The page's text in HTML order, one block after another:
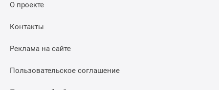
О проекте
Контакты
Реклама на сайте
Пользовательское соглашение